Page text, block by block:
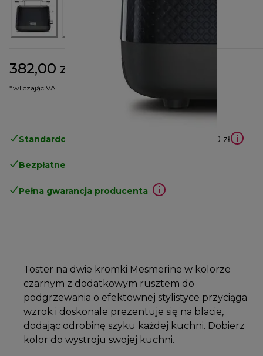
382,00 zł cena oryginalna 552,00 zł
(-31%)
*wliczając VAT
Standardowa bezpłatna dostawa powyżej 210 zł
Bezpłatne zwroty
Pełna gwarancja producenta .
Toster na dwie kromki Mesmerine w kolorze
czarnym z dodatkowym rusztem do
podgrzewania o efektownej stylistyce przyciąga
wzrok i doskonale prezentuje się na blacie,
dodając odrobinę szyku każdej kuchni. Dobierz
kolor do wystroju swojej kuchni.